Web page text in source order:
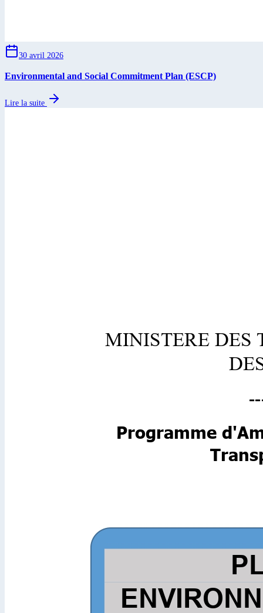
30 avril 2026
Environmental and Social Commitment Plan (ESCP)
Lire la suite